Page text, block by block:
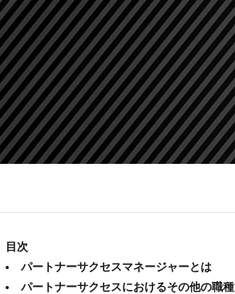
目次
パートナーサクセスマネージャーとは
パートナーサクセスにおけるその他の職種